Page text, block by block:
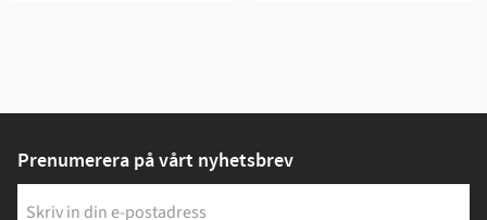
Prenumerera på vårt nyhetsbrev